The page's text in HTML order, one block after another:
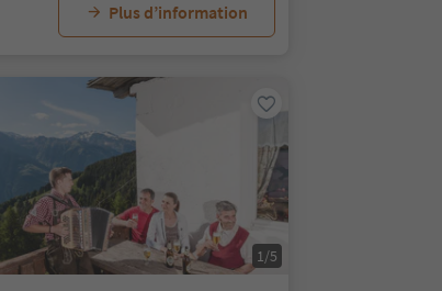
Plus d’information
1/5